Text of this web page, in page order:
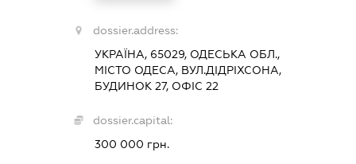
dossier.address:
УКРАЇНА, 65029, ОДЕСЬКА ОБЛ.,
МІСТО ОДЕСА, ВУЛ.ДІДРІХСОНА,
БУДИНОК 27, ОФІС 22
dossier.capital:
300 000 грн.